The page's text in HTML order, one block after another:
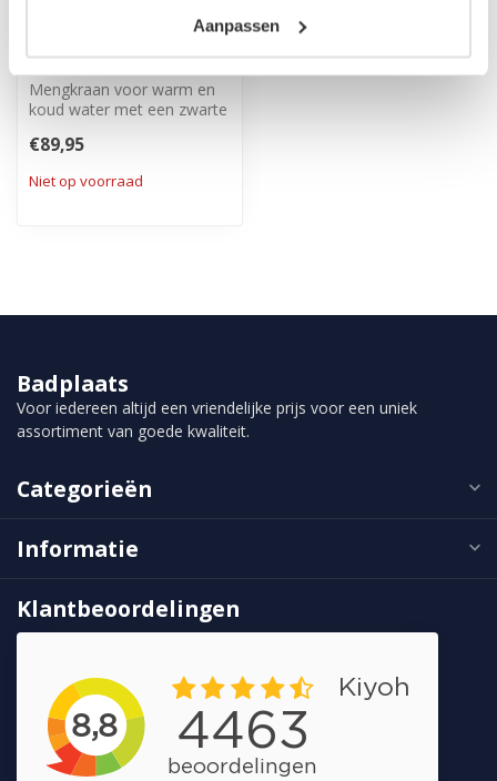
Aanpassen
Wastafelkraan Ames -
zwart
Mengkraan voor warm en
koud water met een zwarte
€89,95
Niet op voorraad
Badplaats
Voor iedereen altijd een vriendelijke prijs voor een uniek
assortiment van goede kwaliteit.
Categorieën
Informatie
Klantbeoordelingen